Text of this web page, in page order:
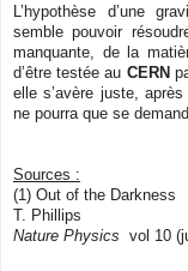
L’hypothèse d’une
semble pouvoir
manquante, de la
d’être testée au CERN
elle s’avère juste,
ne pourra que se
Sources :
(1) Out of the Darkness
T. Phillips
Nature Physics vol 10